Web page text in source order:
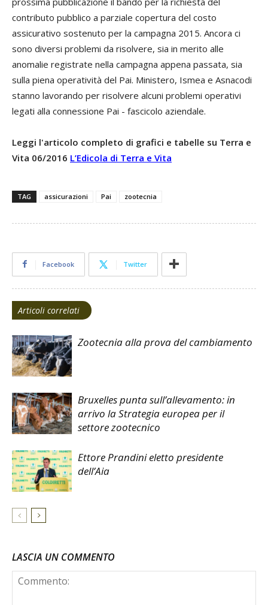
contributo pubblico a parziale copertura del costo
assicurativo sostenuto per la campagna 2015. Ancora ci
sono diversi problemi da risolvere, sia in merito alle
anomalie registrate nella campagna appena passata, sia
sulla piena operatività del Pai. Ministero, Ismea e Asnacodi
stanno lavorando per risolvere alcuni problemi operativi
legati alla connessione Pai - fascicolo aziendale.
Leggi l'articolo completo di grafici e tabelle su Terra e
Vita 06/2016 L’Edicola di Terra e Vita
TAG assicurazioni Pai zootecnia
Facebook Twitter
Articoli correlati
Zootecnia alla prova del cambiamento
Bruxelles punta sull’allevamento: in
arrivo la Strategia europea per il
settore zootecnico
Ettore Prandini eletto presidente
dell’Aia
LASCIA UN COMMENTO